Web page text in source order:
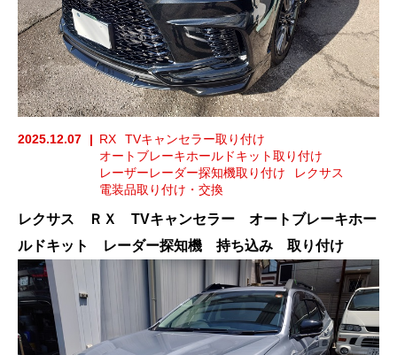
2025.12.07 RX
TVキャンセラー取り付け
オートブレーキホールドキット取り付け
レーザーレーダー探知機取り付け
レクサス
電装品取り付け・交換
レクサス ＲＸ TVキャンセラー オートブレーキホー
ルドキット レーダー探知機 持ち込み 取り付け